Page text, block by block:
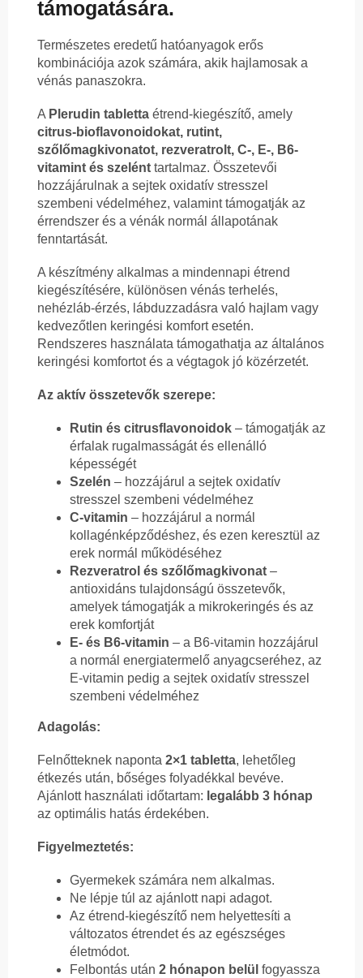
támogatására.
Természetes eredetű hatóanyagok erős
kombinációja azok számára, akik hajlamosak a
vénás panaszokra.
A Plerudin tabletta étrend-kiegészítő, amely
citrus-bioflavonoidokat, rutint,
szőlőmagkivonatot, rezveratrolt, C-, E-, B6-
vitamint és szelént tartalmaz. Összetevői
hozzájárulnak a sejtek oxidatív stresszel
szembeni védelméhez, valamint támogatják az
érrendszer és a vénák normál állapotának
fenntartását.
A készítmény alkalmas a mindennapi étrend
kiegészítésére, különösen vénás terhelés,
nehézláb-érzés, lábduzzadásra való hajlam vagy
kedvezőtlen keringési komfort esetén.
Rendszeres használata támogathatja az általános
keringési komfortot és a végtagok jó közérzetét.
Az aktív összetevők szerepe:
Rutin és citrusflavonoidok – támogatják az
érfalak rugalmasságát és ellenálló
képességét
Szelén – hozzájárul a sejtek oxidatív
stresszel szembeni védelméhez
C-vitamin – hozzájárul a normál
kollagénképződéshez, és ezen keresztül az
erek normál működéséhez
Rezveratrol és szőlőmagkivonat –
antioxidáns tulajdonságú összetevők,
amelyek támogatják a mikrokeringés és az
erek komfortját
E- és B6-vitamin – a B6-vitamin hozzájárul
a normál energiatermelő anyagcseréhez, az
E-vitamin pedig a sejtek oxidatív stresszel
szembeni védelméhez
Adagolás:
Felnőtteknek naponta 2×1 tabletta, lehetőleg
étkezés után, bőséges folyadékkal bevéve.
Ajánlott használati időtartam: legalább 3 hónap
az optimális hatás érdekében.
Figyelmeztetés:
Gyermekek számára nem alkalmas.
Ne lépje túl az ajánlott napi adagot.
Az étrend-kiegészítő nem helyettesíti a
változatos étrendet és az egészséges
életmódot.
Felbontás után 2 hónapon belül fogyassza